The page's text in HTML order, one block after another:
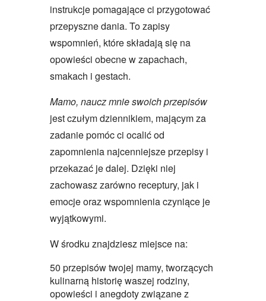
instrukcje pomagające ci przygotować
przepyszne dania. To zapisy
wspomnień, które składają się na
opowieści obecne w zapachach,
smakach i gestach.
Mamo, naucz mnie swoich przepisów
jest czułym dziennikiem, mającym za
zadanie pomóc ci ocalić od
zapomnienia najcenniejsze przepisy i
przekazać je dalej. Dzięki niej
zachowasz zarówno receptury, jak i
emocje oraz wspomnienia czyniące je
wyjątkowymi.
W środku znajdziesz miejsce na:
50 przepisów twojej mamy, tworzących
kulinarną historię waszej rodziny,
opowieści i anegdoty związane z